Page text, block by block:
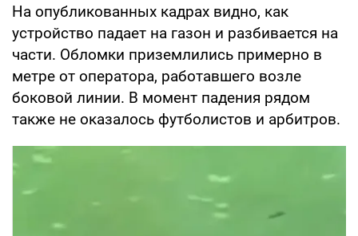
На опубликованных кадрах видно, как
устройство падает на газон и разбивается на
части. Обломки приземлились примерно в
метре от оператора, работавшего возле
боковой линии. В момент падения рядом
также не оказалось футболистов и арбитров.